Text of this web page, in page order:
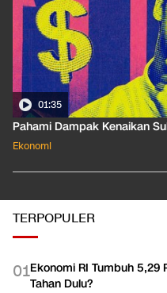
01:35
Pahami Dampak Kenaikan
Ekonomi
TERPOPULER
01Ekonomi RI Tumbuh 5,29
Tahan Dulu?